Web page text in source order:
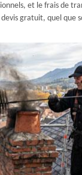
et le frais de
gratuit, quel